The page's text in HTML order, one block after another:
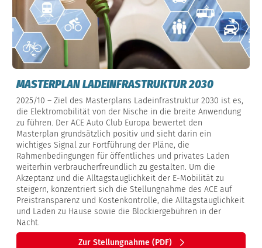
MASTERPLAN LADEINFRASTRUKTUR 2030
2025/10 – Ziel des Masterplans Ladeinfrastruktur 2030 ist es,
die Elektromobilität von der Nische in die breite Anwendung
zu führen. Der ACE Auto Club Europa bewertet den
Masterplan grundsätzlich positiv und sieht darin ein
wichtiges Signal zur Fortführung der Pläne, die
Rahmenbedingungen für öffentliches und privates Laden
weiterhin verbraucherfreundlich zu gestalten. Um die
Akzeptanz und die Alltagstauglichkeit der E-Mobilität zu
steigern, konzentriert sich die Stellungnahme des ACE auf
Preistransparenz und Kostenkontrolle, die Alltagstauglichkeit
und Laden zu Hause sowie die Blockiergebühren in der
Nacht.
Zur Stellungnahme (PDF)